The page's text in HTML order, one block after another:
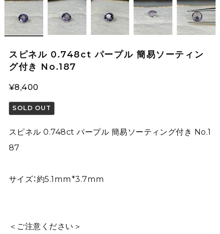
スピネル 0.748ct パープル 簡易ソーティン
グ付き No.187
¥8,400
SOLD OUT
スピネル 0.748ct パープル 簡易ソーティング付き No.1
87
サイズ：約5.1mm*3.7mm
＜ご注意ください＞